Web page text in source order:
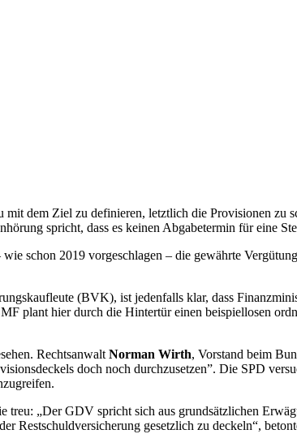
dem Ziel zu definieren, letztlich die Provisionen zu
spricht, dass es keinen Abgabetermin für eine
schon 2019 vorgeschlagen – die gewährte
(BVK), ist jedenfalls klar, dass
plant hier durch die Hintertür einen beispiellosen
RechtsanwaltNorman Wirth, Vorstand beim
doch noch durchzusetzen”. Die SPD
„Der GDV spricht sich aus grundsätzlichen
Restschuldversicherung gesetzlich zu deckeln“,